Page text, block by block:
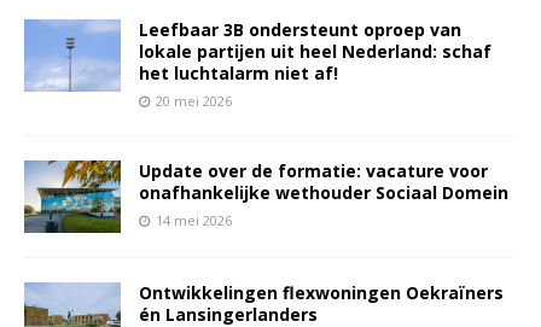
Leefbaar 3B ondersteunt oproep van
lokale partijen uit heel Nederland: schaf
het luchtalarm niet af!
20 mei 2026
Update over de formatie: vacature voor
onafhankelijke wethouder Sociaal Domein
14 mei 2026
Ontwikkelingen flexwoningen Oekraïners
én Lansingerlanders